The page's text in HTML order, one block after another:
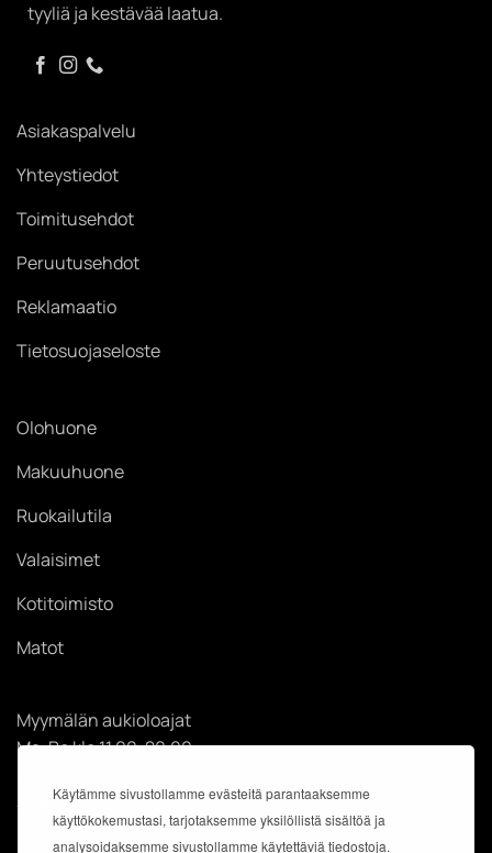
Käytämme sivustollamme evästeitä parantaaksemme
käyttökokemustasi, tarjotaksemme yksilöllistä sisältöä ja
analysoidaksemme sivustollamme käytettäviä tiedostoja.
tyyliä ja kestävää laatua.
Asiakaspalvelu
Yhteystiedot
Toimitusehdot
Peruutusehdot
Reklamaatio
Tietosuojaseloste
Olohuone
Makuuhuone
Ruokailutila
Valaisimet
Kotitoimisto
Matot
Myymälän aukioloajat
Ma-Pe klo 11.00-20.00
Su klo 12.00-18.00